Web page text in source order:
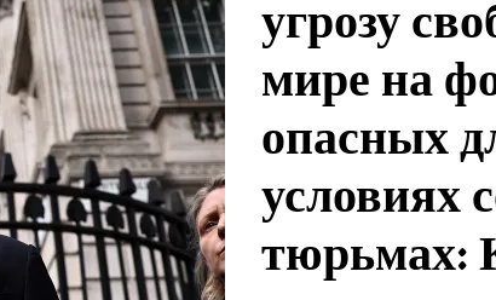
угрозу
мире на
опасных
условиях